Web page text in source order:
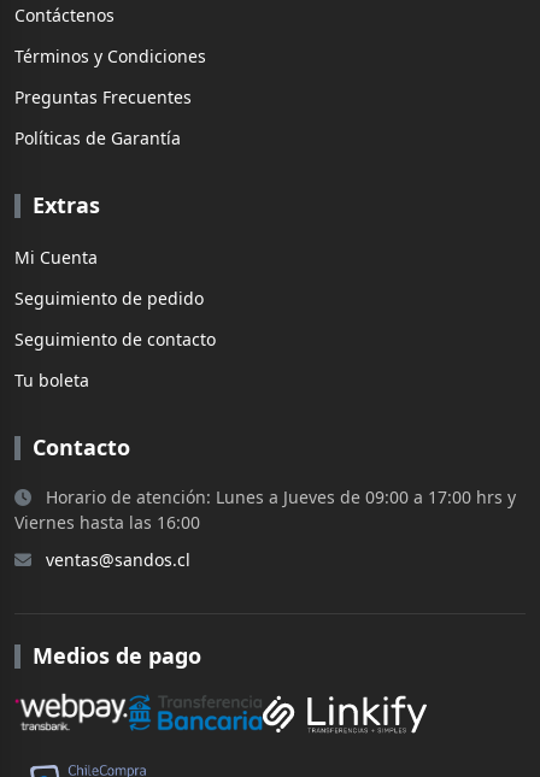
Contáctenos
Términos y Condiciones
Preguntas Frecuentes
Políticas de Garantía
Extras
Mi Cuenta
Seguimiento de pedido
Seguimiento de contacto
Tu boleta
Contacto
Horario de atención: Lunes a Jueves de 09:00 a 17:00 hrs y
Viernes hasta las 16:00
ventas@sandos.cl
Medios de pago